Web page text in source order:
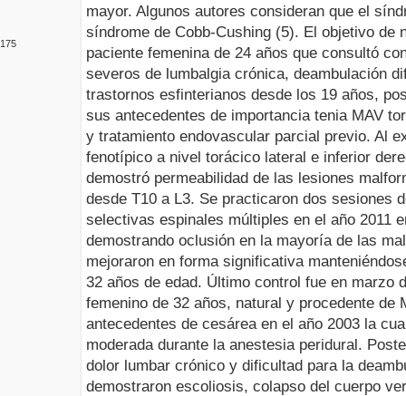
175
mayor. Algunos autores consideran que el
síndrome de Cobb-Cushing (5). El objetivo de
paciente femenina de 24 años que consultó
severos de lumbalgia crónica, deambulación
trastornos esfinterianos desde los 19 años,
sus antecedentes de importancia tenia MAV
y tratamiento endovascular parcial previo. Al
fenotípico a nivel torácico lateral e inferior
demostró permeabilidad de las lesiones
desde T10 a L3. Se practicaron dos sesiones
selectivas espinales múltiples en el año 2011
demostrando oclusión en la mayoría de las
mejoraron en forma significativa
32 años de edad. Último control fue en marzo
femenino de 32 años, natural y procedente de
antecedentes de cesárea en el año 2003 la
moderada durante la anestesia peridural.
dolor lumbar crónico y dificultad para la
demostraron escoliosis, colapso del cuerpo